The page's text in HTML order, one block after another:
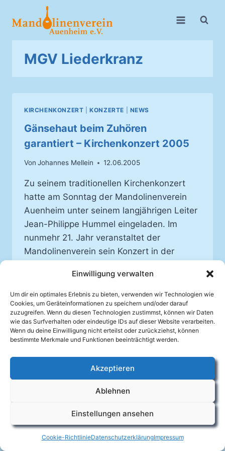
Einwilligung verwalten
Um dir ein optimales Erlebnis zu bieten, verwenden wir Technologien wie
Cookies, um Geräteinformationen zu speichern und/oder darauf
zuzugreifen. Wenn du diesen Technologien zustimmst, können wir Daten
wie das Surfverhalten oder eindeutige IDs auf dieser Website verarbeiten.
Wenn du deine Einwilligung nicht erteilst oder zurückziehst, können
bestimmte Merkmale und Funktionen beeinträchtigt werden.
Akzeptieren
Ablehnen
Einstellungen ansehen
Cookie-RichtlinieDatenschutzerklärungImpressum
Inhalt
MGV Liederkranz
KIRCHENKONZERT |KONZERTE NEWS
Gänsehaut beim Zuhören
garantiert – Kirchenkonzert 2005
Von Johannes Mellein 12.06.2005
Zu seinem traditionellen Kirchenkonzert
hatte am Sonntag der Mandolinenverein
Auenheim unter seinem langjährigen Leiter
Jean-Philippe Hummel eingeladen. Im
nunmehr 21. Jahr veranstaltet der
Mandolinenverein sein Konzert in der
konnte sich Vereinsvorsitzender Johannes
Mellein über ein voll besetztes Gotteshaus
freuen.
WEITERLESENGÄNSEHAUT
BEIM
GARANTIERT –
KIRCHENKONZERT
2005 Facebook
Datenschutzerklärung
Cookie-Richtlinie (EU)
Kontakt
© 2026Mandolinenverein Auenheim e.V.